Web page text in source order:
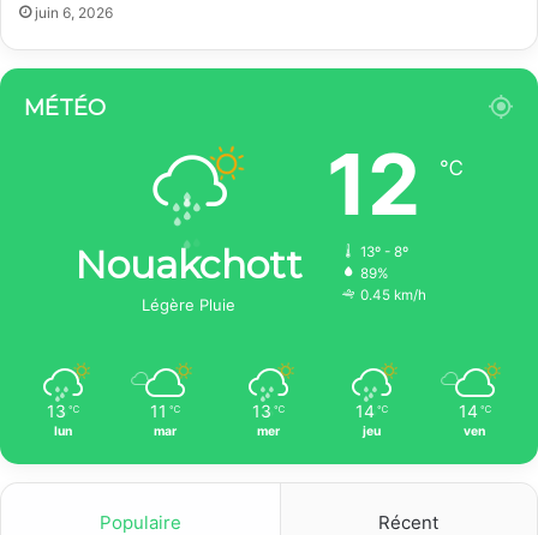
juin 6, 2026
MÉTÉO
Nouakchott
Légère Pluie
12 ℃
13º - 8º
89%
0.45 km/h
13 ℃
lun
11 ℃
mar
13 ℃
mer
14 ℃
jeu
14 ℃
ven
Populaire Récent